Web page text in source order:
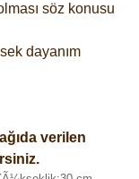
söz konusu
dayanım
verilen